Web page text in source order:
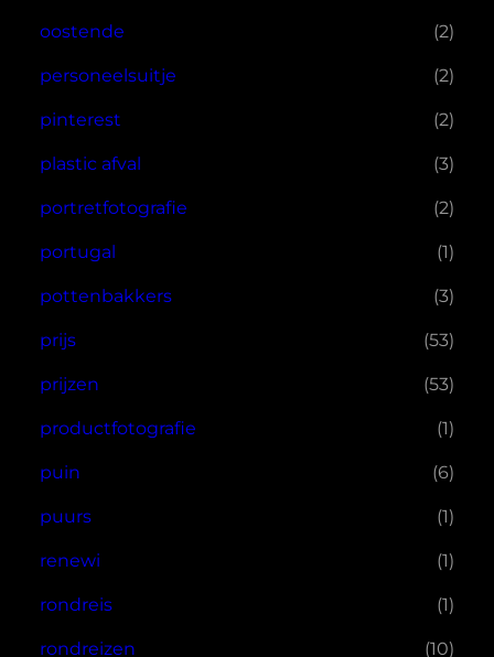
oostende (2)
personeelsuitje (2)
pinterest (2)
plastic afval (3)
portretfotografie (2)
portugal (1)
pottenbakkers (3)
prijs (53)
prijzen (53)
productfotografie (1)
puin (6)
puurs (1)
renewi (1)
rondreis (1)
rondreizen (10)